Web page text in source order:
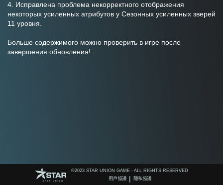
4. Исправлена проблема некорректного отображения
некоторых усиленных атрибутов у Сезонных усиленных зверей
11 уровня.
Больше содержимого можно проверить в игре после
завершения обновления!
©️2023 STAR UNION GAME - ALL RIGHTS RESERVED
用戶協議
| 隱私協議